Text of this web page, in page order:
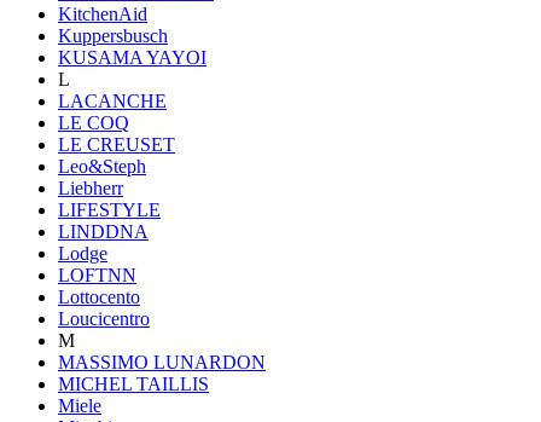
KitchenAid
Kuppersbusch
KUSAMA YAYOI
L
LACANCHE
LE COQ
LE CREUSET
Leo&Steph
Liebherr
LIFESTYLE
LINDDNA
Lodge
LOFTNN
Lottocento
Loucicentro
M
MASSIMO LUNARDON
MICHEL TAILLIS
Miele